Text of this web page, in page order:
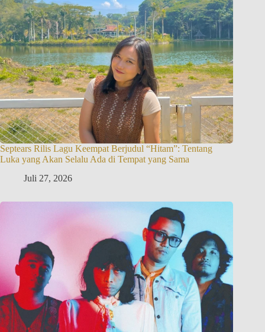
Septears Rilis Lagu Keempat Berjudul “Hitam”: Tentang
Luka yang Akan Selalu Ada di Tempat yang Sama
Juli 27, 2026